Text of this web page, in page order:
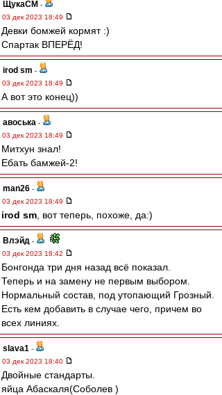
ЩукаСМ -
03 дек 2023 18:49
Девки бомжей кормят :)
Спартак ВПЕРЁД!
irod sm -
03 дек 2023 18:49
А вот это конец))
авоська -
03 дек 2023 18:49
Митхун знал!
Ебать бамжей-2!
man26 -
03 дек 2023 18:49
irod sm , вот теперь, похоже, да:)
Влэйд -
03 дек 2023 18:42
Бонгонда три дня назад всё показал.
Теперь и на замену не первым выбором.
Нормальный состав, под утопающий Грозный.
Есть кем добавить в случае чего, причем во
всех линиях.
slava1 -
03 дек 2023 18:40
Двойные стандарты.
яйца Абаскаля(Соболев )